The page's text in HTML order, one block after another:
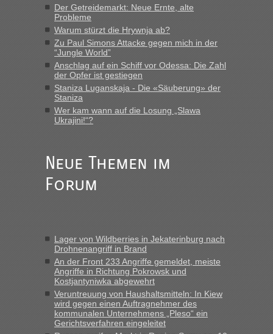
„Man sollte aber explizit dazu schreiben, daß es ein Zug von
LeoExpress ist - und nur auf deren Webseite kann man die
Fahrkarten kaufen. Zumindest ist es die erste Umsteigefreie
Verbindung von Deutschland...“
Recht, Visa und Dokumente • Re: Deklaration
gebrauchter Kleidung beim Zoll
„Vielen Dank, mit einem Briefchen meiner Frau im Gepäck
gab es keine Probleme“
fast 11 Milliarden aufgedeckt
„Am besten wäre natürlich, wenn die Frau mit dabei ist.
Alleinreisende Männer stehen schließlich immer unter
Milliarden aufgedeckt
„Kein Zoll. Du musst an sich nur sagen dass das privat ist
und du nicht damit handeln willst. So lange das nicht
Originalverpackt ist und ersichlich das nicht neu sollte es
keine Probleme geben“
Recht, Visa und Dokumente • Deklaration
gebrauchter Kleidung beim Zoll
Der Getreidemarkt: Neue Ernte, alte
Probleme
Warum stürzt die Hrywnja ab?
Zu Paul Simons Attacke gegen mich in der
“Jungle World”
Anschlag auf ein Schiff vor Odessa: Die Zahl
der Opfer ist gestiegen
Staniza Luganskaja - Die «Säuberung» der
Staniza
Wer kam wann auf die Losung „Slawa
Ukrajini!“?
Neue Themen im
Forum
Lager von Wildberries in Jekaterinburg nach
Drohnenangriff in Brand
An der Front 233 Angriffe gemeldet, meiste
Angriffe in Richtung Pokrowsk und
Kostjantyniwka abgewehrt
Veruntreuung von Haushaltsmitteln: In Kiew
wird gegen einen Auftragnehmer des
kommunalen Unternehmens „Pleso“ ein
Gerichtsverfahren eingeleitet